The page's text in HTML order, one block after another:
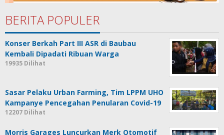
BERITA POPULER
Konser Berkah Part III ASR di Baubau
Kembali Dipadati Ribuan Warga
19935 Dilihat
Sasar Pelaku Urban Farming, Tim LPPM UHO
Kampanye Pencegahan Penularan Covid-19
12207 Dilihat
Morris Garages Luncurkan Merk Otomotif